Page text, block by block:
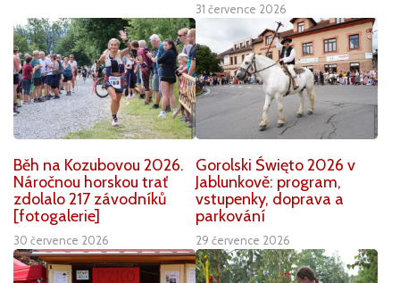
31 července 2026
Běh na Kozubovou 2026.
Náročnou horskou trať
zdolalo 217 závodníků
[fotogalerie]
30 července 2026
Gorolski Święto 2026 v
Jablunkově: program,
vstupenky, doprava a
parkování
29 července 2026